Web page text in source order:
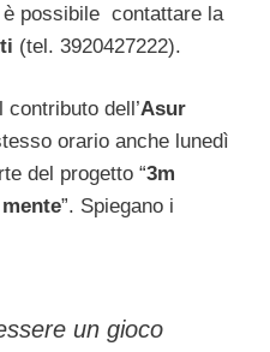
possibile contattare la
(tel. 3920427222).
dell’Asur
orario anche lunedì
del progetto “3m
”. Spiegano i
un gioco